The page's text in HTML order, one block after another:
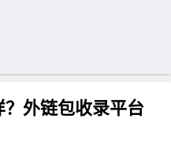
外链包收录平台